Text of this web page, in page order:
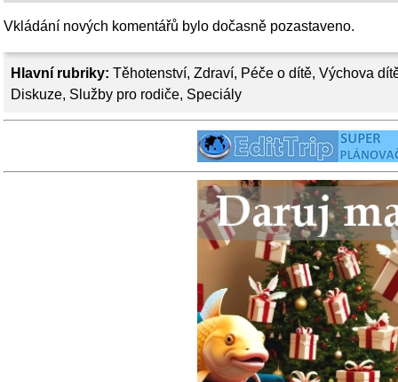
Hlavní rubriky: Těhotenství, Zdraví, Péče o dítě, Výchova
Diskuze, Služby pro rodiče, Speciály
Vkládání nových komentářů bylo dočasně pozastaveno.